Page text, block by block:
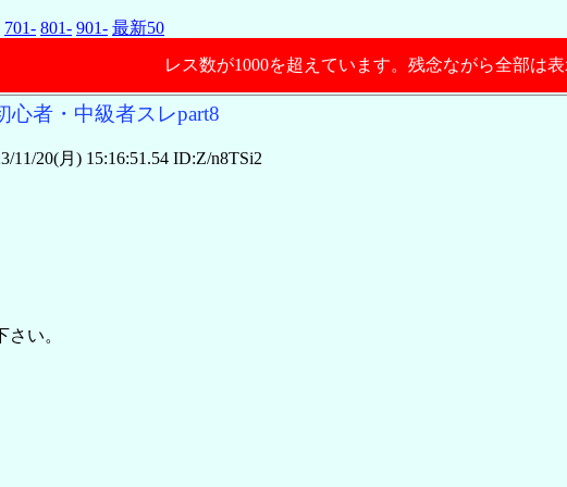
701- 801- 901- 最新50
レス数が1000を超えています。残念ながら全部は表
心者・中級者スレpart8
11/20(月) 15:16:51.54 ID:Z/n8TSi2
い。